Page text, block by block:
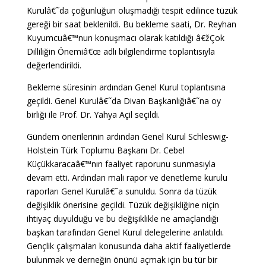
Kurulâ€˜da çoğunluğun oluşmadığı tespit edilince tüzük
gereği bir saat beklenildi. Bu bekleme saati, Dr. Reyhan
Kuyumcuâ€™nun konuşmacı olarak katıldığı â€žÇok
Dilliliğin Önemiâ€œ adlı bilgilendirme toplantısıyla
değerlendirildi.
Bekleme süresinin ardından Genel Kurul toplantısına
geçildi. Genel Kurulâ€˜da Divan Başkanlığıâ€˜na oy
birliği ile Prof. Dr. Yahya Açil seçildi.
Gündem önerilerinin ardından Genel Kurul Schleswig-
Holstein Türk Toplumu Başkanı Dr. Cebel
Küçükkaracaâ€™nın faaliyet raporunu sunmasıyla
devam etti. Ardından mali rapor ve denetleme kurulu
raporları Genel Kurulâ€˜a sunuldu. Sonra da tüzük
değişiklik önerisine geçildi. Tüzük değişikliğine niçin
ihtiyaç duyulduğu ve bu değişiklikle ne amaçlandığı
başkan tarafından Genel Kurul delegelerine anlatıldı.
Gençlik çalışmaları konusunda daha aktif faaliyetlerde
bulunmak ve derneğin önünü açmak için bu tür bir